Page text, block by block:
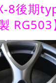
8後期
RG503